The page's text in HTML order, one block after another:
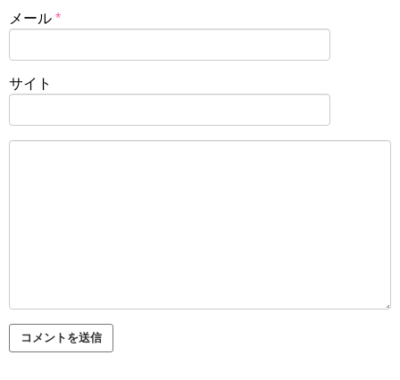
メール *
サイト